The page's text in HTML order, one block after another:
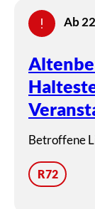
Ab
Betroffene
R72